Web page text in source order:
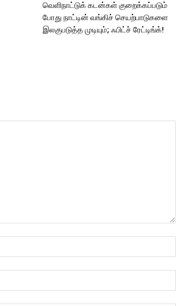
வெளிநாட்டுக் கடன்கள் குறைக்கப்படும்
போது நாட்டின் வங்கிச் செயற்பாடுகளை
இலகுபடுத்த முடியும்; ஃபிட்ச் ரேட்டிங்க்!